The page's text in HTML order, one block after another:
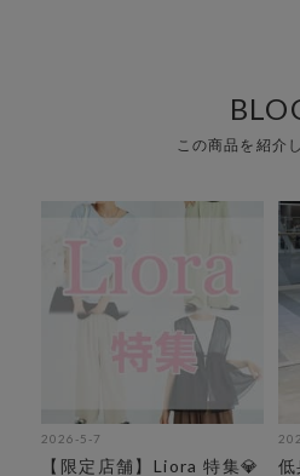
この商品を紹介
2026-5-7
【限定店舗】Liora 特集💎
低